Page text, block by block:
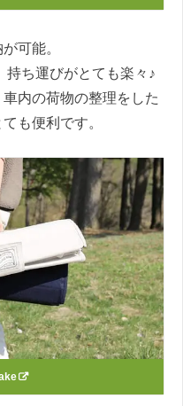
可能。
持ち運びがとても楽々♪
内の荷物の整理をした
も便利です。